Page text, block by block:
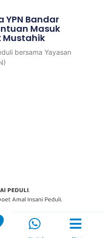
YPN Bandar
Masuk
Mustahik
bersama Yayasan
PEDULI.
Amal Insani Peduli.